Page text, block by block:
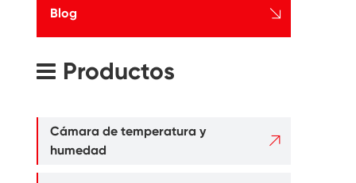
Blog 
Productos
Cámara de temperatura y
humedad
